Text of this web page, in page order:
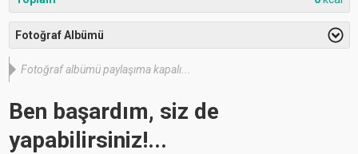
Fotoğraf Albümü
Fotoğraf albümü paylaşıma kapalı...
Ben başardım, siz de
yapabilirsiniz!...